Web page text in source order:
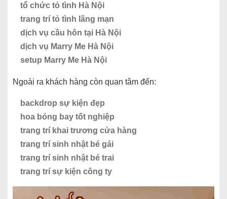
tổ chức tỏ tình Hà Nội
trang trí tỏ tình lãng mạn
dịch vụ cầu hôn tại Hà Nội
dịch vụ Marry Me Hà Nội
setup Marry Me Hà Nội
Ngoài ra khách hàng còn quan tâm đến:
backdrop sự kiện đẹp
hoa bóng bay tốt nghiệp
trang trí khai trương cửa hàng
trang trí sinh nhật bé gái
trang trí sinh nhật bé trai
trang trí sự kiện công ty